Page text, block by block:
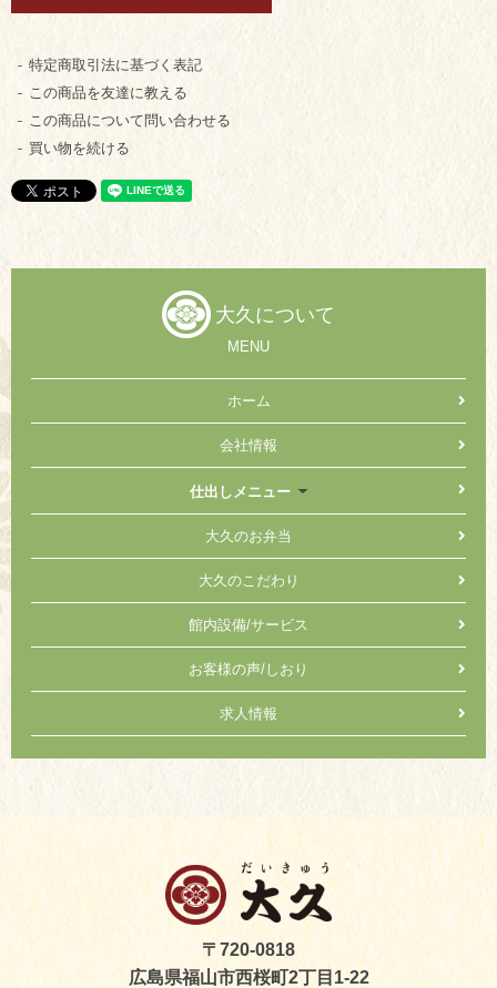
特定商取引法に基づく表記
この商品を友達に教える
この商品について問い合わせる
買い物を続ける
大久について
MENU
ホーム
会社情報
仕出しメニュー
大久のお弁当
大久のこだわり
館内設備/サービス
お客様の声/しおり
求人情報
〒720-0818
広島県福山市西桜町2丁目1-22